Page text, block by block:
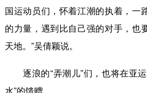
国运动员们，怀着江潮的执着，一
的力量，遇到比自己强的对手，也
天地。”吴倩颖说。
逐浪的“弄潮儿”们，也将在亚运
水”的馈赠。